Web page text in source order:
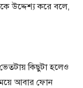
উদ্দেশ্য করে বলে,
কিছুটা হলেও
আবার ফোন